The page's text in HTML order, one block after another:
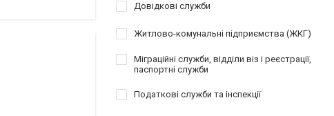
Довідкові служби
Житлово-комунальні підприємства (ЖКГ)
Міграційні служби, відділи віз і реєстрації,
паспортні служби
Податкові служби та інспекції